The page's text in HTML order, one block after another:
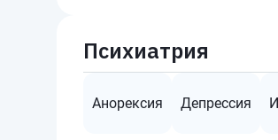
Психиатрия
Анорексия Депрессия